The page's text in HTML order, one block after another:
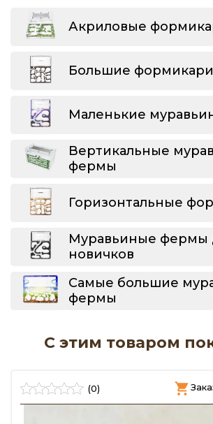
Акриловые
Большие
Маленькие
Вертикальные
фермы
Горизонтальные
Муравьиные фермы
новичков
Самые большие
фермы
С этим товаром
(0)